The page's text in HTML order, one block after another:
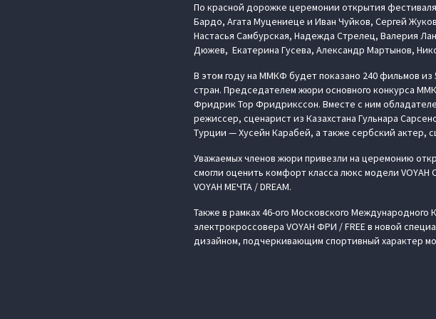
По красной дорожке церемонии открытия
Бардо, Агата Муцениеце и Иван Чуйков, Сергей
Настасья Самбурская, Надежда Стрелец, Валерия
Дюжев, Екатерина Гусева, Александр Мартынов,
В этом году на ММКФ будет показано 240 фильмов из
стран. Председателем жюри основного конкурса
Фридрик Тор Фридрикссон. Вместе с ним
режиссер, сценарист из Казахстана Гульнара
Турции — Хусейн Карабей, а также сербский актер,
Уважаемых членов жюри привезли на церемонию
смогли оценить комфорт класса люкс модели
VOYAH МЕЧТА / DREAM.
Также в рамках 46-ого Московского
электрокроссовера VOYAH ФРИ / FREE в новой
дизайном, подчеркивающим спортивный характер